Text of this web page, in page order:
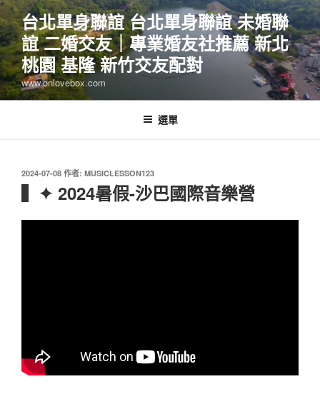
跳
至
主
要
內
容
台北單身聯誼 台北單身聯誼 未婚聯
誼 二婚交友｜專業婚友社推薦 新北
桃園 基隆 新竹交友配對
www.onlovebox.com
選單
發
佈
2024-07-08 作者: MUSICLESSON123
▍✦ 2024暑假-沙巴國際音樂營